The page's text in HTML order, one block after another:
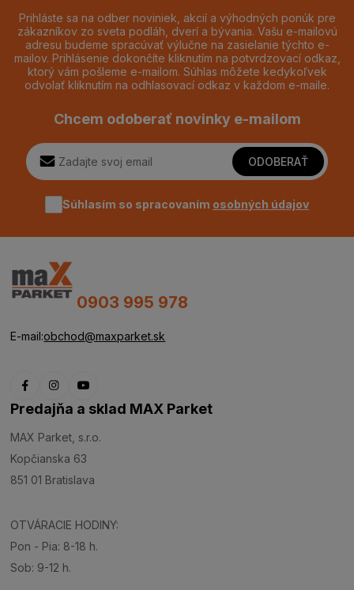
Prihláste sa na odber noviniek, akcií a výhodných ponúk pre
zákazníkov zo sveta podláh, dverí a bývania. Vašu e-mailovú
adresu budeme spracúvať výlučne na zasielanie týchto e-
mailov. Prihlásenie dokončíte kliknutím na potvrdzovací odkaz,
ktorý vám pošleme e-mailom. Súhlas môžete kedykoľvek
odvolať kliknutím na odhlasovací odkaz v každom e-maile.
Chcem odoberať novinky e-mailom
ODOBERAŤ
Súhlasím so spracovaním osobných údajov
0903 995 978
E-mail:obchod@maxparket.sk
Predajňa a sklad MAX Parket
MAX Parket, s.r.o.
Kopčianska 63
851 01 Bratislava
OTVÁRACIE HODINY:
Pon - Pia: 8-18 h.
Sob: 9-12 h.